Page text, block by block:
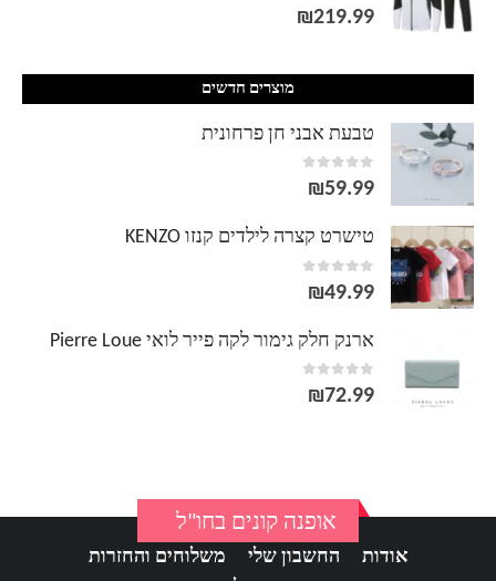
0
out of 5
₪219.99
מוצרים חדשים
טבעת אבני חן פרחונית
0
out of 5
₪59.99
טישרט קצרה לילדים קנזו KENZO
0
out of 5
₪49.99
ארנק חלק גימור לקה פייר לואי Pierre Loue
0
out of 5
₪72.99
אופנה קונים בחו"ל
אודות החשבון שלי
משלוחים והחזרות